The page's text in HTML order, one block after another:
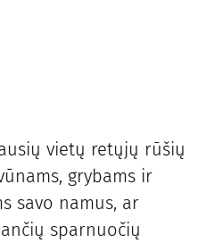
vietų retųjų rūšių
grybams ir
savo namus, ar
sparnuočių